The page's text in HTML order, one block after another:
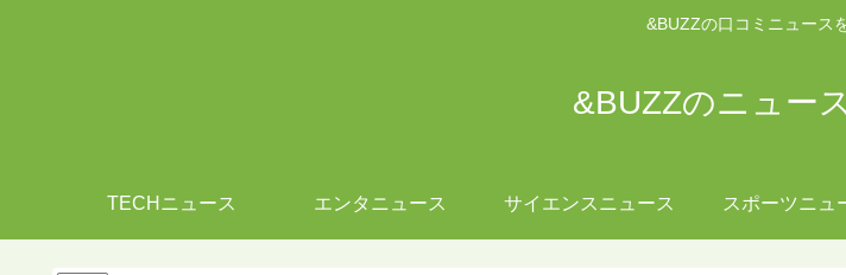
&BUZZの口コミニュース
&BUZZのニュー
TECHニュース エンタニュース サイエンスニュース スポーツニュ